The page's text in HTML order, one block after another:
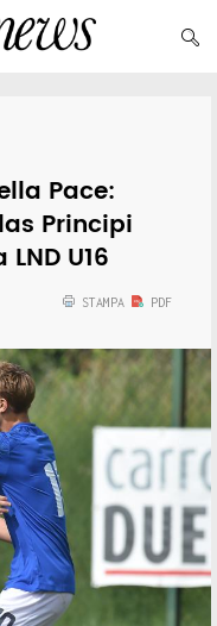
Pace:
Principi
U16
STAMPA PDF